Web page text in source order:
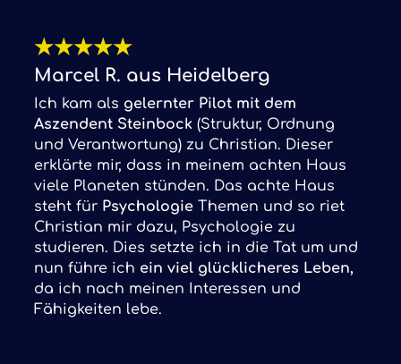
★★★★★
Marcel R. aus Heidelberg
Ich kam als gelernter Pilot mit dem
Aszendent Steinbock (Struktur, Ordnung
und Verantwortung) zu Christian. Dieser
erklärte mir, dass in meinem achten Haus
viele Planeten stünden. Das achte Haus
steht für Psychologie Themen und so riet
Christian mir dazu, Psychologie zu
studieren. Dies setzte ich in die Tat um und
nun führe ich ein viel glücklicheres Leben,
da ich nach meinen Interessen und
Fähigkeiten lebe.